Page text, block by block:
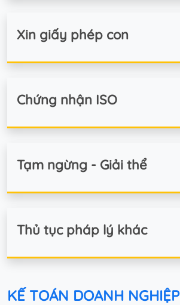
Xin giấy phép con
Chứng nhận ISO
Tạm ngừng - Giải thể
Thủ tục pháp lý khác
KẾ TOÁN DOANH NGHIỆP